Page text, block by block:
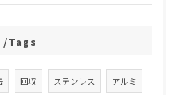
Tags
回収 ステンレス アルミ